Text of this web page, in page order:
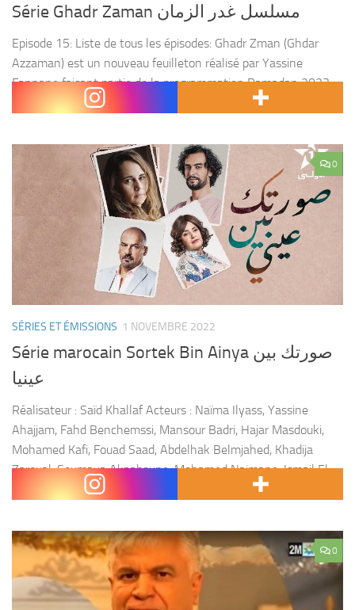
Série Ghadr Zaman مسلسل غدر الزمان
Episode 15: Liste de tous les épisodes: Ghadr Zman (Ghdar
Azzaman) est un nouveau feuilleton réalisé par Yassine
Fannane faisant partie de la programmation Ramadan 2023.
Acteurs : Mouna Fettou, Saad Mouafak, Salwa Zahrane,...
0
SÉRIES ET ÉMISSIONS 1 NOVEMBRE 2022
Série marocain Sortek Bin Ainya ﺻﻮﺭﺗﻚ ﺑﻴﻦ
ﻋﻴﻨﻴﺎ
Réalisateur : Saïd Khallaf Acteurs : Naïma Ilyass, Yassine
Ahajjam, Fahd Benchemssi, Mansour Badri, Hajar Masdouki,
Mohamed Kafi, Fouad Saad, Abdelhak Belmjahed, Khadija
Zaroual, Soumaya Akaaboune, Mohamed Naimane, Ismail El
Fallahi, Farida Bouazzaoui et...
0